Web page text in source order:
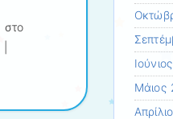
στο
Μάιος